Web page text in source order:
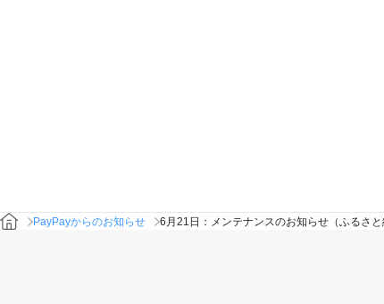
PayPayからのお知らせ 6月21日：メンテナンスのお知らせ（ふるさと